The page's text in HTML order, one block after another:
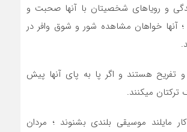
و روياهاي شخصيتان با آنها صحبت و
؛ آنها خواهان مشاهده شور و شوق وافر در
تفريح هستند و اگر پا به پاي آنها پيش
ميکنند.
مايلند موسيقي بلندي بشنوند ؛ مردان